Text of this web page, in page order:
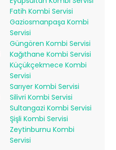
Fatih Kombi Servisi
Gaziosmanpaşa Kombi
Servisi
Güngören Kombi Servisi
Kağıthane Kombi Servisi
Küçükçekmece Kombi
Servisi
Sarıyer Kombi Servisi
Silivri Kombi Servisi
Sultangazi Kombi Servisi
Şişli Kombi Servisi
Zeytinburnu Kombi
Servisi